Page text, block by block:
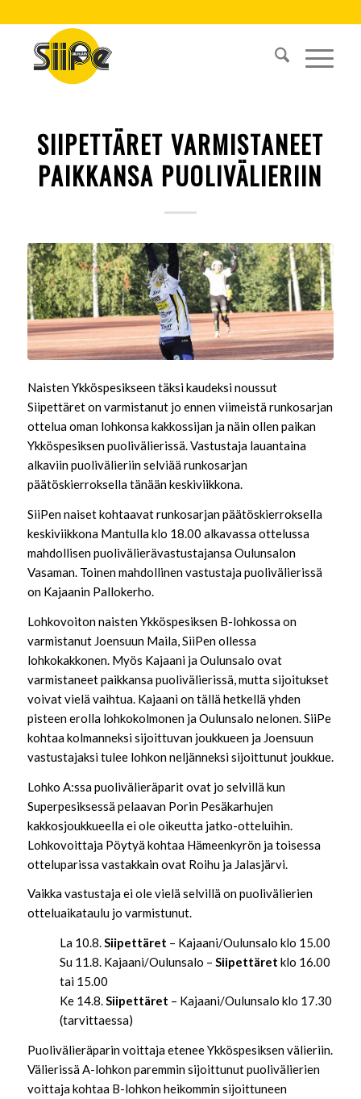
SIIPETTÄRET VARMISTANEET
PAIKKANSA PUOLIVÄLIERIIN
Naisten Ykköspesikseen täksi kaudeksi noussut
Siipettäret on varmistanut jo ennen viimeistä runkosarjan
ottelua oman lohkonsa kakkossijan ja näin ollen paikan
Ykköspesiksen puolivälierissä. Vastustaja lauantaina
alkaviin puolivälieriin selviää runkosarjan
päätöskierroksella tänään keskiviikkona.
SiiPen naiset kohtaavat runkosarjan päätöskierroksella
keskiviikkona Mantulla klo 18.00 alkavassa ottelussa
mahdollisen puolivälierävastustajansa Oulunsalon
Vasaman. Toinen mahdollinen vastustaja puolivälierissä
on Kajaanin Pallokerho.
Lohkovoiton naisten Ykköspesiksen B-lohkossa on
varmistanut Joensuun Maila, SiiPen ollessa
lohkokakkonen. Myös Kajaani ja Oulunsalo ovat
varmistaneet paikkansa puolivälierissä, mutta sijoitukset
voivat vielä vaihtua. Kajaani on tällä hetkellä yhden
pisteen erolla lohkokolmonen ja Oulunsalo nelonen. SiiPe
kohtaa kolmanneksi sijoittuvan joukkueen ja Joensuun
vastustajaksi tulee lohkon neljänneksi sijoittunut joukkue.
Lohko A:ssa puolivälieräparit ovat jo selvillä kun
Superpesiksessä pelaavan Porin Pesäkarhujen
kakkosjoukkueella ei ole oikeutta jatko-otteluihin.
Lohkovoittaja Pöytyä kohtaa Hämeenkyrön ja toisessa
otteluparissa vastakkain ovat Roihu ja Jalasjärvi.
Vaikka vastustaja ei ole vielä selvillä on puolivälierien
otteluaikataulu jo varmistunut.
La 10.8.Siipettäret – Kajaani/Oulunsalo klo 15.00
Su 11.8. Kajaani/Oulunsalo – Siipettäret klo 16.00
tai 15.00
Ke 14.8.Siipettäret – Kajaani/Oulunsalo klo 17.30
(tarvittaessa)
Puolivälieräparin voittaja etenee Ykköspesiksen välieriin.
Välierissä A-lohkon paremmin sijoittunut puolivälierien
voittaja kohtaa B-lohkon heikommin sijoittuneen